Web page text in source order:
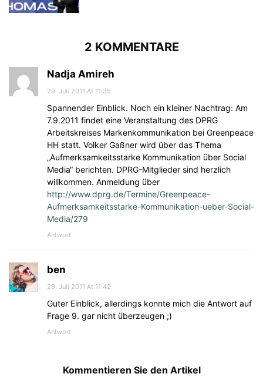
2 KOMMENTARE
Nadja Amireh
29. Juli 2011 At 11:35
Spannender Einblick. Noch ein kleiner Nachtrag: Am
7.9.2011 findet eine Veranstaltung des DPRG
Arbeitskreises Markenkommunikation bei Greenpeace
HH statt. Volker Gaßner wird über das Thema
„Aufmerksamkeitsstarke Kommunikation über Social
Media“ berichten. DPRG-Mitglieder sind herzlich
willkommen. Anmeldung über
http://www.dprg.de/Termine/Greenpeace-
Aufmerksamkeitsstarke-Kommunikation-ueber-Social-
Media/279
Antwort
ben
29. Juli 2011 At 11:42
Guter Einblick, allerdings konnte mich die Antwort auf
Frage 9. gar nicht überzeugen ;)
Antwort
Kommentieren Sie den Artikel